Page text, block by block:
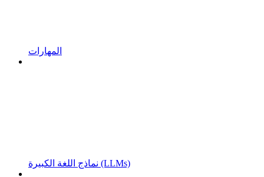
المهارات
نماذج اللغة الكبيرة (LLMs)